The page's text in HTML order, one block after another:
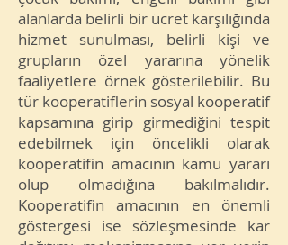
alanlarda belirli bir ücret karşılığında
hizmet sunulması, belirli kişi ve
grupların özel yararına yönelik
faaliyetlere örnek gösterilebilir. Bu
tür kooperatiflerin sosyal kooperatif
kapsamına girip girmediğini tespit
edebilmek için öncelikli olarak
kooperatifin amacının kamu yararı
olup olmadığına bakılmalıdır.
Kooperatifin amacının en önemli
göstergesi ise sözleşmesinde kar